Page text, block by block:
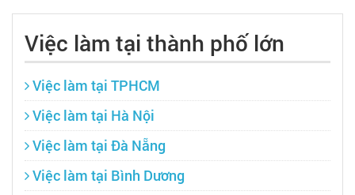
Việc làm tại thành phố lớn
Việc làm tại TPHCM
Việc làm tại Hà Nội
Việc làm tại Đà Nẵng
Việc làm tại Bình Dương